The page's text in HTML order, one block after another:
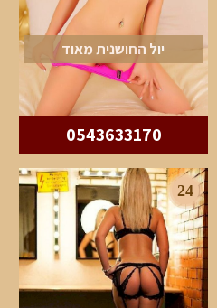
יול החושנית מאוד
0543633170
24